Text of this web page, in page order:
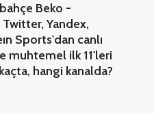
Beko -
Yandex,
Sports'dan canlı
muhtemel ilk 11'leri
hangi kanalda?